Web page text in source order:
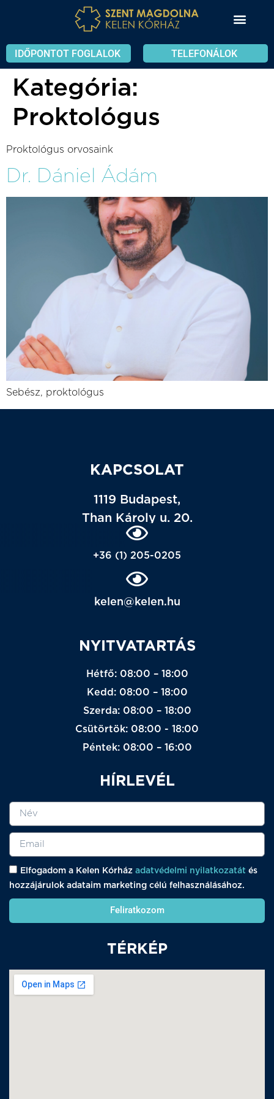
IDŐPONTOT FOGLALOK TELEFONÁLOK
Kategória:
Proktológus
Proktológus orvosaink
Dr. Dániel Ádám
Sebész, proktológus
KAPCSOLAT
1119 Budapest,
Than Károly u. 20.
+36 (1) 205-0205
kelen@kelen.hu
NYITVATARTÁS
Hétfő: 08:00 – 18:00
Kedd: 08:00 – 18:00
Szerda: 08:00 – 18:00
Csütörtök: 08:00 - 18:00
Péntek: 08:00 – 16:00
HÍRLEVÉL
Elfogadom a Kelen Kórház adatvédelmi nyilatkozatát és
hozzájárulok adataim marketing célú felhasználásához.
Feliratkozom
TÉRKÉP